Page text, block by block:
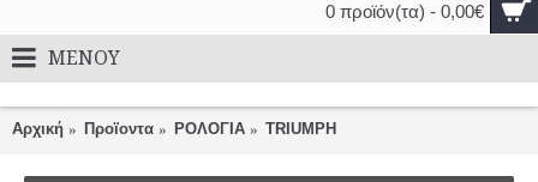
0 προϊόν(τα) - 0,00€
MENOY
Αρχική Προϊοντα ΡΟΛΟΓΙΑ TRIUMPH